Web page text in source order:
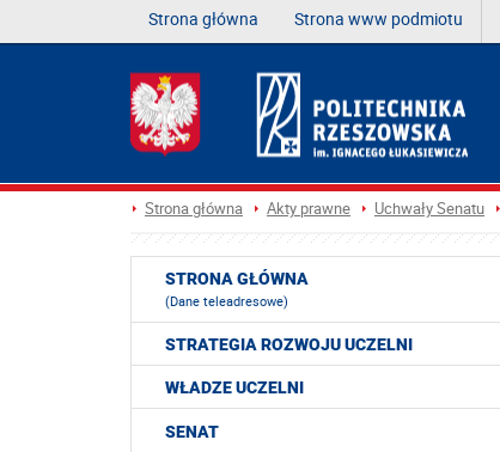
Strona główna Strona www podmiotu
Strona główna Akty prawne Uchwały Senatu
STRONA GŁÓWNA
(Dane teleadresowe)
STRATEGIA ROZWOJU UCZELNI
WŁADZE UCZELNI
SENAT